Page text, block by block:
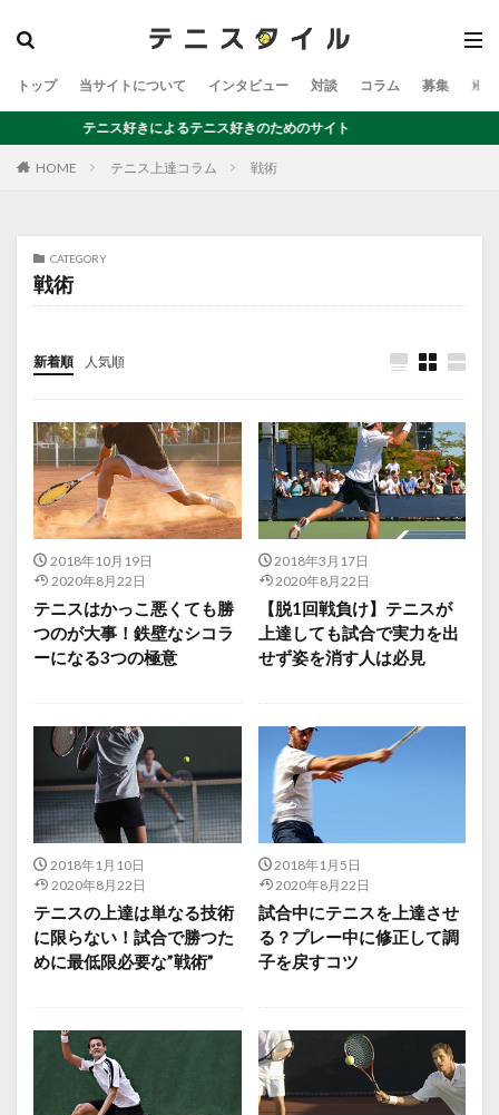
トップ 当サイトについて インタビュー 対談 コラム 募集 運
テニス好きによるテニス好きのためのサイト
HOME テニス上達コラム 戦術
CATEGORY
戦術
新着順 人気順
2018年10月19日
2020年8月22日
テニスはかっこ悪くても勝
つのが大事！鉄壁なシコラ
ーになる3つの極意
2018年3月17日
2020年8月22日
【脱1回戦負け】テニスが
上達しても試合で実力を出
せず姿を消す人は必見
2018年1月10日
2020年8月22日
テニスの上達は単なる技術
に限らない！試合で勝つた
めに最低限必要な”戦術”
2018年1月5日
2020年8月22日
試合中にテニスを上達させ
る？プレー中に修正して調
子を戻すコツ